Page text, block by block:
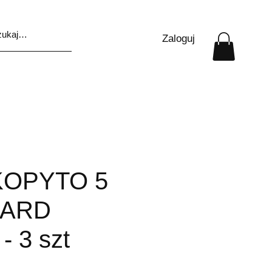
Zaloguj
5
3 szt